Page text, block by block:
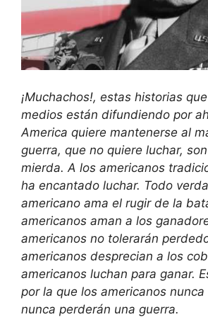
¡Muchachos!, estas historias
medios están difundiendo por
America quiere mantenerse al
guerra, que no quiere luchar,
mierda. A los americanos
ha encantado luchar. Todo
americano ama el rugir de la
americanos aman a los
americanos no tolerarán
americanos desprecian a los
americanos luchan para ganar.
por la que los americanos
nunca perderán una guerra.